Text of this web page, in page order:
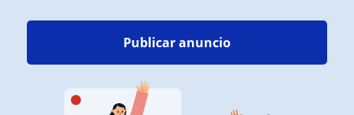
Publicar anuncio